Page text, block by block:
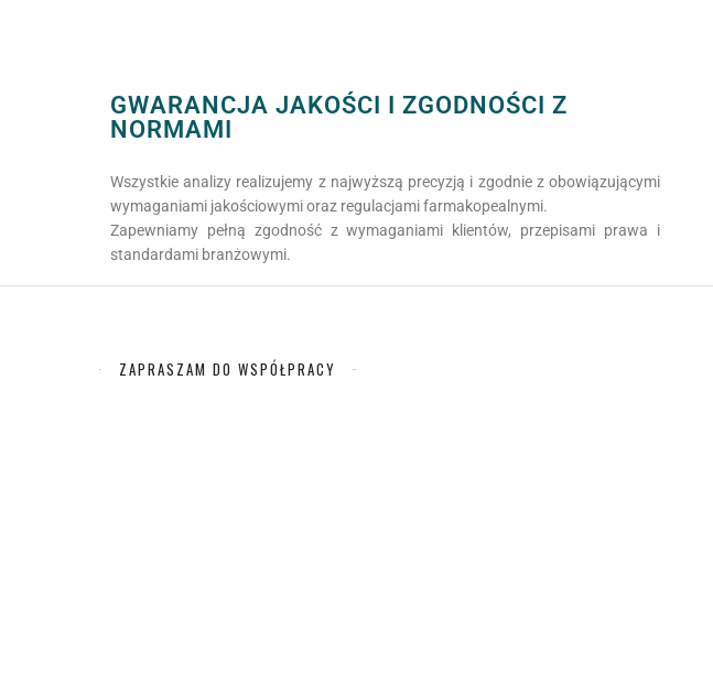
GWARANCJA JAKOŚCI I ZGODNOŚCI Z
NORMAMI
Wszystkie analizy realizujemy z najwyższą precyzją i zgodnie z obowiązującymi
wymaganiami jakościowymi oraz regulacjami farmakopealnymi.
Zapewniamy pełną zgodność z wymaganiami klientów, przepisami prawa i
standardami branżowymi.
ZAPRASZAM DO WSPÓŁPRACY